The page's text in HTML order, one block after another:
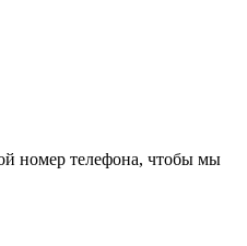
номер телефона, чтобы мы